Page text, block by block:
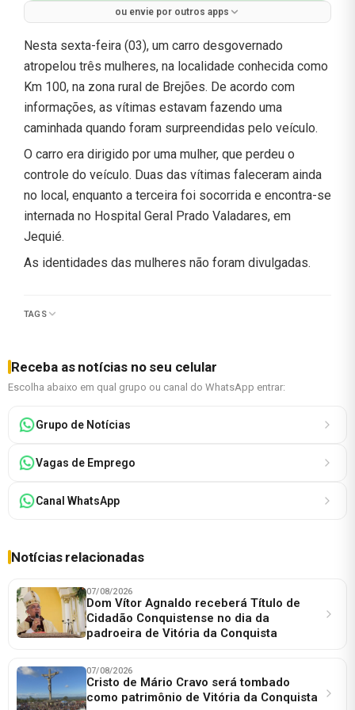
ou envie por outros apps
Nesta sexta-feira (03), um carro desgovernado
atropelou três mulheres, na localidade conhecida como
Km 100, na zona rural de Brejões. De acordo com
informações, as vítimas estavam fazendo uma
caminhada quando foram surpreendidas pelo veículo.
O carro era dirigido por uma mulher, que perdeu o
controle do veículo. Duas das vítimas faleceram ainda
no local, enquanto a terceira foi socorrida e encontra-se
internada no Hospital Geral Prado Valadares, em
Jequié.
As identidades das mulheres não foram divulgadas.
TAGS
Receba as notícias no seu celular
Escolha abaixo em qual grupo ou canal do WhatsApp entrar:
Grupo de Notícias
Vagas de Emprego
Canal WhatsApp
Notícias relacionadas
07/08/2026
Dom Vítor Agnaldo receberá Título de
Cidadão Conquistense no dia da
padroeira de Vitória da Conquista
07/08/2026
Cristo de Mário Cravo será tombado
como patrimônio de Vitória da Conquista